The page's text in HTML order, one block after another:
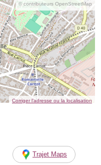
© contributeurs OpenStreetMap
Corriger l’adresse ou la localisation
Trajet Maps